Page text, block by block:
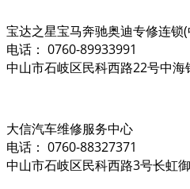
宝达之星宝马奔驰奥迪专修连锁
电话： 0760-89933991
中山市石岐区民科西路22号中
大信汽车维修服务中心
电话： 0760-88327371
中山市石岐区民科西路3号长虹